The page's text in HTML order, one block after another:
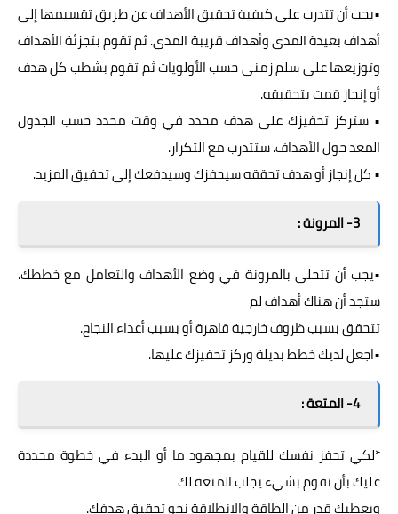
•يجب أن تتدرب على كيفية تحقيق الأهداف عن طريق تقسيمها إلى
أهداف بعيدة المدى وأهداف قريبة المدى. ثم تقوم بتجزئة الأهداف
وتوزيعها على سلم زمني حسب الأولويات ثم تقوم بشطب كل هدف
أو إنجاز قمت بتحقيقه.
• ستركز تحفيزك على هدف محدد في وقت محدد حسب الجدول
المعد حول الأهداف. ستتدرب مع التكرار.
• كل إنجاز أو هدف تحققه سيحفزك وسيدفعك إلى تحقيق المزيد.
3- المرونة :
•يجب أن تتحلى بالمرونة في وضع الأهداف والتعامل مع خططك.
ستجد أن هناك أهداف لم
تتحقق بسبب ظروف خارجية قاهرة أو بسبب أعداء النجاح.
•اجعل لديك خطط بديلة وركز تحفيزك عليها.
4- المتعة :
*لكي تحفز نفسك للقيام بمجهود ما أو البدء في خطوة محددة
عليك بأن تقوم بشيء يجلب المتعة لك
ويعطيك قدر من الطاقة والانطلاقة نحو تحقيق هدفك.